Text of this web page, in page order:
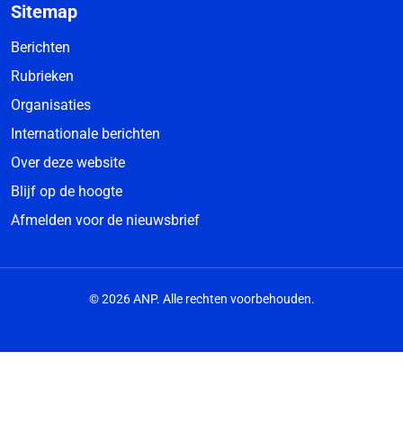
Sitemap
Berichten
Rubrieken
Organisaties
Internationale berichten
Over deze website
Blijf op de hoogte
Afmelden voor de nieuwsbrief
© 2026 ANP. Alle rechten voorbehouden.